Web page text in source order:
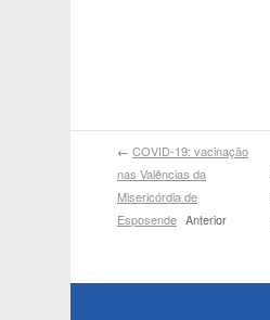
← COVID-19: vacinação
nas Valências da
Misericórdia de
Esposende Anterior